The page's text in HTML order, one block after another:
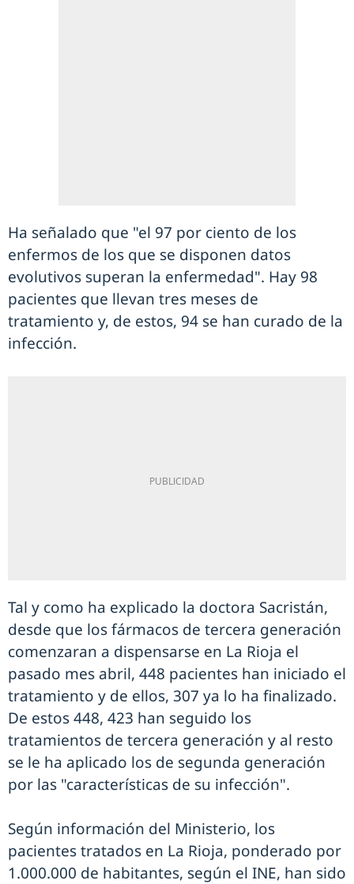
Ha señalado que "el 97 por ciento de los
enfermos de los que se disponen datos
evolutivos superan la enfermedad". Hay 98
pacientes que llevan tres meses de
tratamiento y, de estos, 94 se han curado de la
infección.
Tal y como ha explicado la doctora Sacristán,
desde que los fármacos de tercera generación
comenzaran a dispensarse en La Rioja el
pasado mes abril, 448 pacientes han iniciado el
tratamiento y de ellos, 307 ya lo ha finalizado.
De estos 448, 423 han seguido los
tratamientos de tercera generación y al resto
se le ha aplicado los de segunda generación
por las "características de su infección".
Según información del Ministerio, los
pacientes tratados en La Rioja, ponderado por
1.000.000 de habitantes, según el INE, han sido